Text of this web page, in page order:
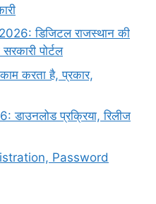
डिजिटल राजस्थान की
पोर्टल
करता है, प्रकार,
डाउनलोड प्रक्रिया, रिलीज
Password